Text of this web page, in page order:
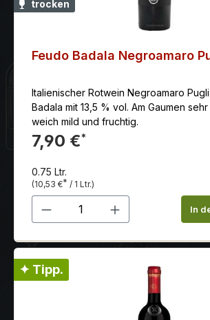
„Dino Iluminati“ angelegt. Charakteristik:
Bouquet von zart-frischem Charakter,
zeigt einen schönen Abgang mit
Value Wine2 rote Gläser Gambero
auf 3 Gläser
trocken
Feudo Badala Negroamaro
Italienischer Rotwein Negroamaro
Badala mit 13,5 % vol. Am Gaumen
weich mild und fruchtig.
7,90 €*
0.75 Ltr.
(10,53 €* / 1 Ltr.)
Produkt Anzahl: Gib In
✦ Tipp.